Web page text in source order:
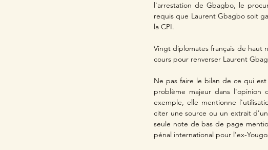
l'arrestation de Gbagbo, le
requis que Laurent Gbagbo soit
la CPI.
Vingt diplomates français de haut
cours pour renverser Laurent
Ne pas faire le bilan de ce qui
problème majeur dans l'opinion
exemple, elle mentionne
citer une source ou un extrait
seule note de bas de page
pénal international pour l'ex-